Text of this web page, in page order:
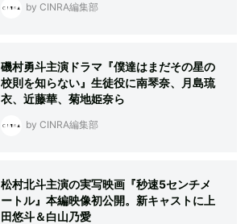
by CINRA編集部
磯村勇斗主演ドラマ『僕達はまだその星の
校則を知らない』生徒役に南琴奈、月島琉
衣、近藤華、菊地姫奈ら
by CINRA編集部
松村北斗主演の実写映画『秒速5センチメ
ートル』本編映像初公開。新キャストに上
田悠斗＆白山乃愛